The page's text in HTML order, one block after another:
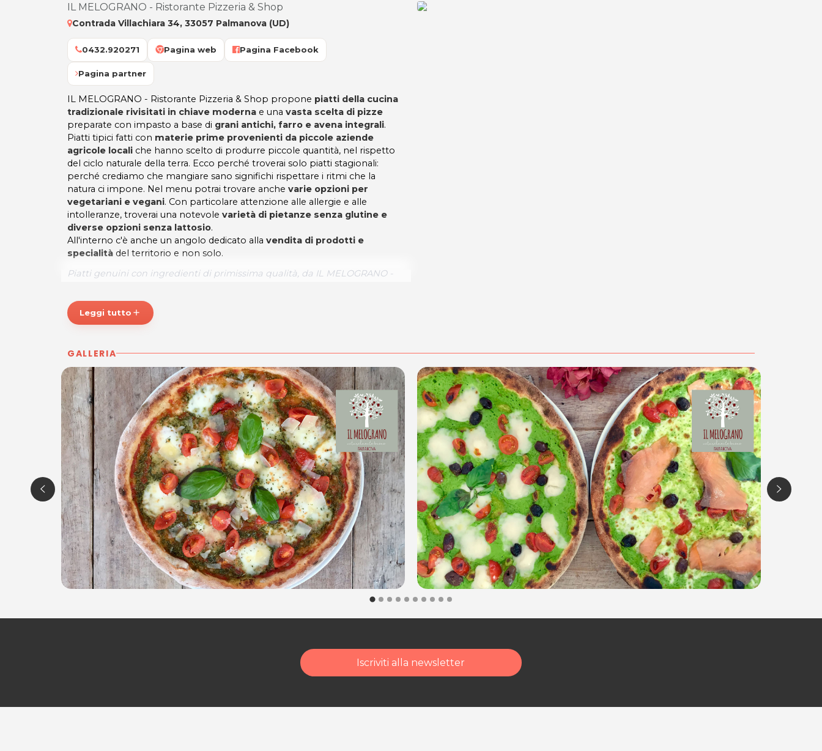
IL MELOGRANO - Ristorante Pizzeria & Shop
Contrada Villachiara 34, 33057 Palmanova (UD)
0432.920271 Pagina web Pagina Facebook
Pagina partner
IL MELOGRANO - Ristorante Pizzeria & Shop propone piatti della cucina
tradizionale rivisitati in chiave moderna e una vasta scelta di pizze
preparate con impasto a base di grani antichi, farro e avena integrali.
Piatti tipici fatti con materie prime provenienti da piccole aziende
agricole locali che hanno scelto di produrre piccole quantità, nel rispetto
del ciclo naturale della terra. Ecco perché troverai solo piatti stagionali:
perché crediamo che mangiare sano significhi rispettare i ritmi che la
natura ci impone. Nel menu potrai trovare anche varie opzioni per
vegetariani e vegani. Con particolare attenzione alle allergie e alle
intolleranze, troverai una notevole varietà di pietanze senza glutine e
diverse opzioni senza lattosio.
All'interno c'è anche un angolo dedicato alla vendita di prodotti e
specialità del territorio e non solo.
Piatti genuini con ingredienti di primissima qualità, da IL MELOGRANO -
*Prezzi di listino verificati in data 30/04/2020.
ORARI
IL MELOGRANO - Ristorante Pizzeria & Shop
Contrada Villachiara, 34
33057 Palmanova (UD)
Tel. 0432 920271
P.IVA 02750780302
Per ulteriori informazioni sull'offerta o sulle modalità di acquisto scrivi
aposta@espevia.it.
Leggi tutto add
GALLERIA
Iscriviti alla newsletter